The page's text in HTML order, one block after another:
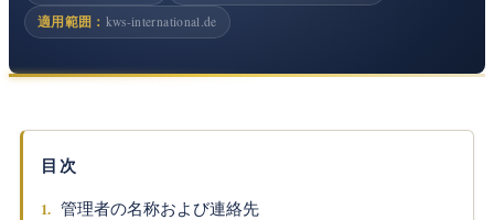
適用範囲： kws-international.de
目次
管理者の名称および連絡先